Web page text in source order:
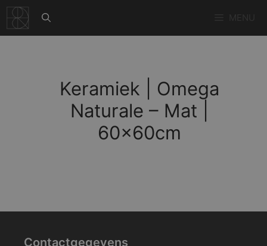
naar
de
Keramiek | Omega
Naturale – Mat |
60x60cm
Contactgegevens